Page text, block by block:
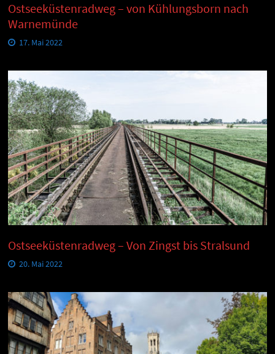
Ostseeküstenradweg – von Kühlungsborn nach
Warnemünde
17. Mai 2022
Ostseeküstenradweg – Von Zingst bis Stralsund
20. Mai 2022